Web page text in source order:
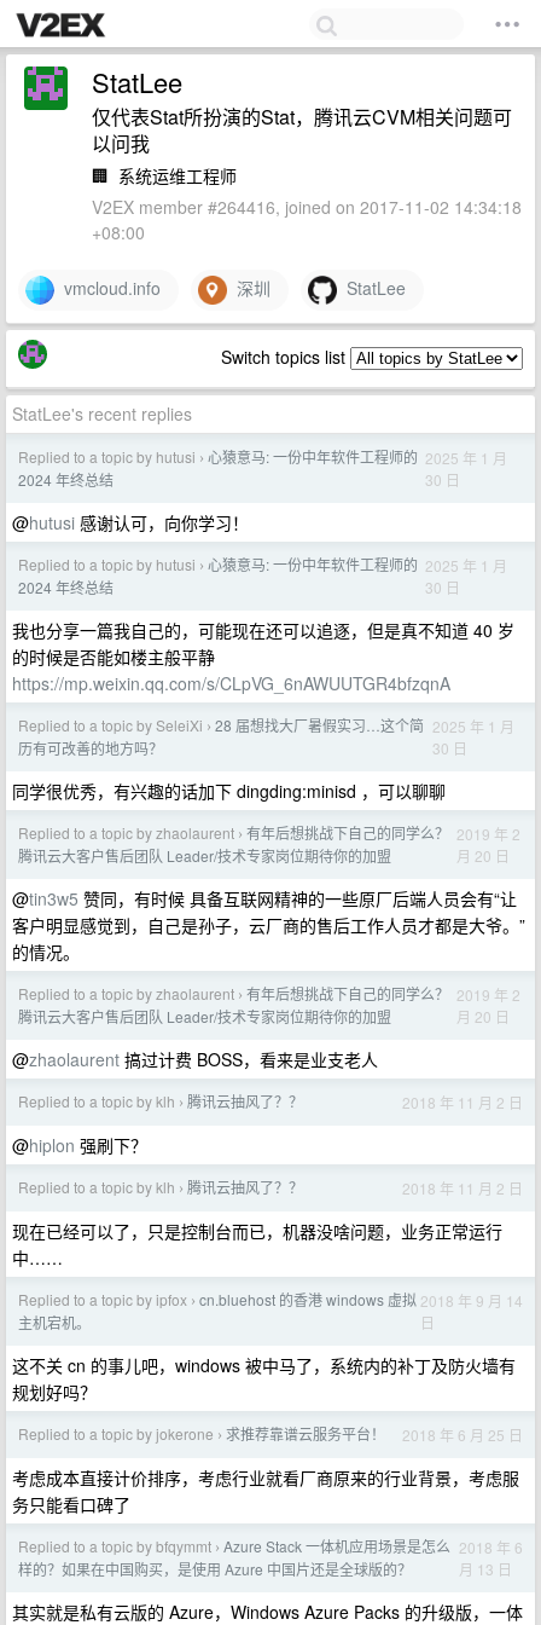
StatLee
仅代表Stat所扮演的Stat，腾讯云CVM相关问题可
以问我
🏢 系统运维工程师
V2EX member #264416, joined on 2017-11-02 14:34:18
+08:00
vmcloud.info 深圳 StatLee
Switch topics list
StatLee's recent replies
Replied to a topic by hutusi › 心猿意马: 一份中年软件工程师的
2024 年终总结
2025 年 1 月
30 日
@hutusi 感谢认可，向你学习！
Replied to a topic by hutusi › 心猿意马: 一份中年软件工程师的
2024 年终总结
2025 年 1 月
30 日
我也分享一篇我自己的，可能现在还可以追逐，但是真不知道 40 岁
的时候是否能如楼主般平静
https://mp.weixin.qq.com/s/CLpVG_6nAWUUTGR4bfzqnA
Replied to a topic by SeleiXi › 28 届想找大厂暑假实习…这个简
历有可改善的地方吗？
2025 年 1 月
30 日
同学很优秀，有兴趣的话加下 dingding:minisd ，可以聊聊
Replied to a topic by zhaolaurent › 有年后想挑战下自己的同学么？
腾讯云大客户售后团队 Leader/技术专家岗位期待你的加盟
2019 年 2
月 20 日
@tin3w5 赞同，有时候 具备互联网精神的一些原厂后端人员会有“让
客户明显感觉到，自己是孙子，云厂商的售后工作人员才都是大爷。”
的情况。
Replied to a topic by zhaolaurent › 有年后想挑战下自己的同学么？
腾讯云大客户售后团队 Leader/技术专家岗位期待你的加盟
2019 年 2
月 20 日
@zhaolaurent 搞过计费 BOSS，看来是业支老人
Replied to a topic by klh › 腾讯云抽风了？？ 2018 年 11 月 2 日
@hiplon 强刷下？
Replied to a topic by klh › 腾讯云抽风了？？ 2018 年 11 月 2 日
现在已经可以了，只是控制台而已，机器没啥问题，业务正常运行
中……
Replied to a topic by ipfox › cn.bluehost 的香港 windows 虚拟
主机宕机。
2018 年 9 月 14
日
这不关 cn 的事儿吧，windows 被中马了，系统内的补丁及防火墙有
规划好吗？
Replied to a topic by jokerone › 求推荐靠谱云服务平台！ 2018 年 6 月 25 日
考虑成本直接计价排序，考虑行业就看厂商原来的行业背景，考虑服
务只能看口碑了
Replied to a topic by bfqymmt › Azure Stack 一体机应用场景是怎么
样的？如果在中国购买，是使用 Azure 中国片还是全球版的？
2018 年 6
月 13 日
其实就是私有云版的 Azure，Windows Azure Packs 的升级版，一体